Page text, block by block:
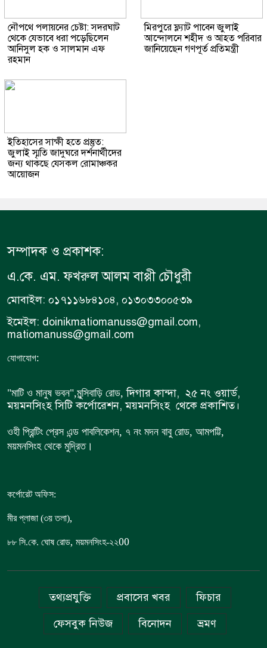
নৌপথে পলায়নের চেষ্টা: সদরঘাট
থেকে যেভাবে ধরা পড়েছিলেন
আনিসুল হক ও সালমান এফ
রহমান
মিরপুরে ফ্ল্যাট পাবেন জুলাই
আন্দোলনে শহীদ ও আহত পরিবার
জানিয়েছেন গণপূর্ত প্রতিমন্ত্রী
ইতিহাসের সাক্ষী হতে প্রস্তুত:
জুলাই স্মৃতি জাদুঘরে দর্শনার্থীদের
জন্য থাকছে যেসকল রোমাঞ্চকর
আয়োজন
সম্পাদক ও প্রকাশক:
এ.কে. এম. ফখরুল আলম বাপ্পী চৌধুরী
মোবাইল: ০১৭১১৬৮৪১০৪, ০১৩০৩৩০০৫৩৯
ইমেইল: doinikmatiomanuss@gmail.com,
matiomanuss@gmail.com
যোগাযোগ:
"মাটি ও মানুষ ভবন",মুন্সিবাড়ি রোড, দিগার কান্দা, ২৫ নং ওয়ার্ড,
ময়মনসিংহ সিটি কর্পোরেশন, ময়মনসিংহ থেকে প্রকাশিত।
ওহী প্রিন্টিং প্রেস এন্ড পাবলিকেশন, ৭ নং মদন বাবু রোড, আমপট্টি,
ময়মনসিংহ থেকে মুদ্রিত।
কর্পোরেট অফিস:
মীর প্লাজা (৩য় তলা),
৮৮ সি.কে. ঘোষ রোড, ময়মনসিংহ-২২00
তথ্যপ্রযুক্তি প্রবাসের খবর
ফিচার
ফেসবুক নিউজ
বিনোদন ভ্রমণ